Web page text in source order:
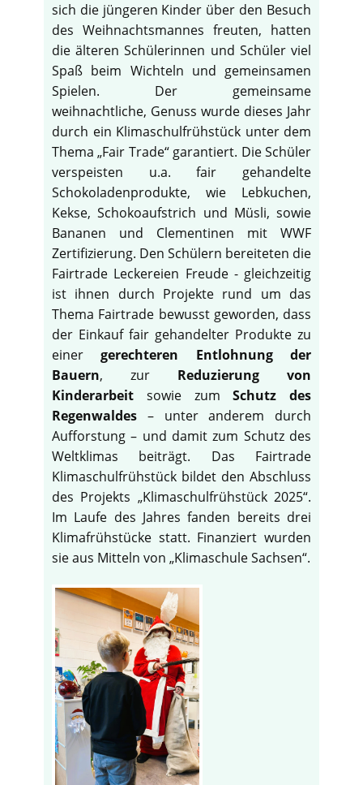
sich die jüngeren Kinder über den Besuch
des Weihnachtsmannes freuten, hatten
die älteren Schülerinnen und Schüler viel
Spaß beim Wichteln und gemeinsamen
Spielen. Der gemeinsame
weihnachtliche, Genuss wurde dieses Jahr
durch ein Klimaschulfrühstück unter dem
Thema „Fair Trade“ garantiert. Die Schüler
verspeisten u.a. fair gehandelte
Schokoladenprodukte, wie Lebkuchen,
Kekse, Schokoaufstrich und Müsli, sowie
Bananen und Clementinen mit WWF
Zertifizierung. Den Schülern bereiteten die
Fairtrade Leckereien Freude - gleichzeitig
ist ihnen durch Projekte rund um das
Thema Fairtrade bewusst geworden, dass
der Einkauf fair gehandelter Produkte zu
einergerechteren Entlohnung der
Bauern, zur Reduzierung von
Kinderarbeit sowie zumSchutz des
Regenwaldes – unter anderem durch
Aufforstung – und damit zum Schutz des
Weltklimas beiträgt. Das Fairtrade
Klimaschulfrühstück bildet den Abschluss
des Projekts „Klimaschulfrühstück 2025“.
Im Laufe des Jahres fanden bereits drei
Klimafrühstücke statt. Finanziert wurden
sie aus Mitteln von „Klimaschule Sachsen“.